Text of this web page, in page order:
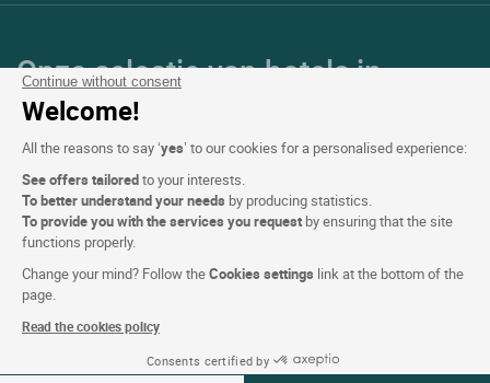
Continue without consent
Welcome!
All the reasons to say ‘yes’ to our cookies for a personalised experience:
See offers tailoredto your interests.
To better understand your needs by producing statistics.
To provide you with the services you request by ensuring that the site
functions properly.
Change your mind? Follow theCookies settings link at the bottom of the
page.
Read the cookies policy
Consents certified by
Onze selectie van hotels in
Frankrijk en Europa
Top Landen
Topregio's
Top Steden
Top Hotels